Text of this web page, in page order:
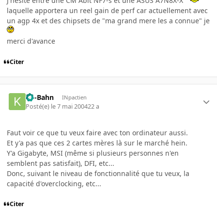
laquelle apportera un reel gain de perf car actuellement avec
un agp 4x et des chipsets de "ma grand mere les a connue" je
merci d'avance
Citer
Ko-Bahn INpactien
Posté(e) le 7 mai 200422 a
Faut voir ce que tu veux faire avec ton ordinateur aussi.
Et y'a pas que ces 2 cartes mères là sur le marché hein.
Y'a Gigabyte, MSI (même si plusieurs personnes n'en
semblent pas satisfait), DFI, etc...
Donc, suivant le niveau de fonctionnalité que tu veux, la
capacité d'overclocking, etc...
Citer